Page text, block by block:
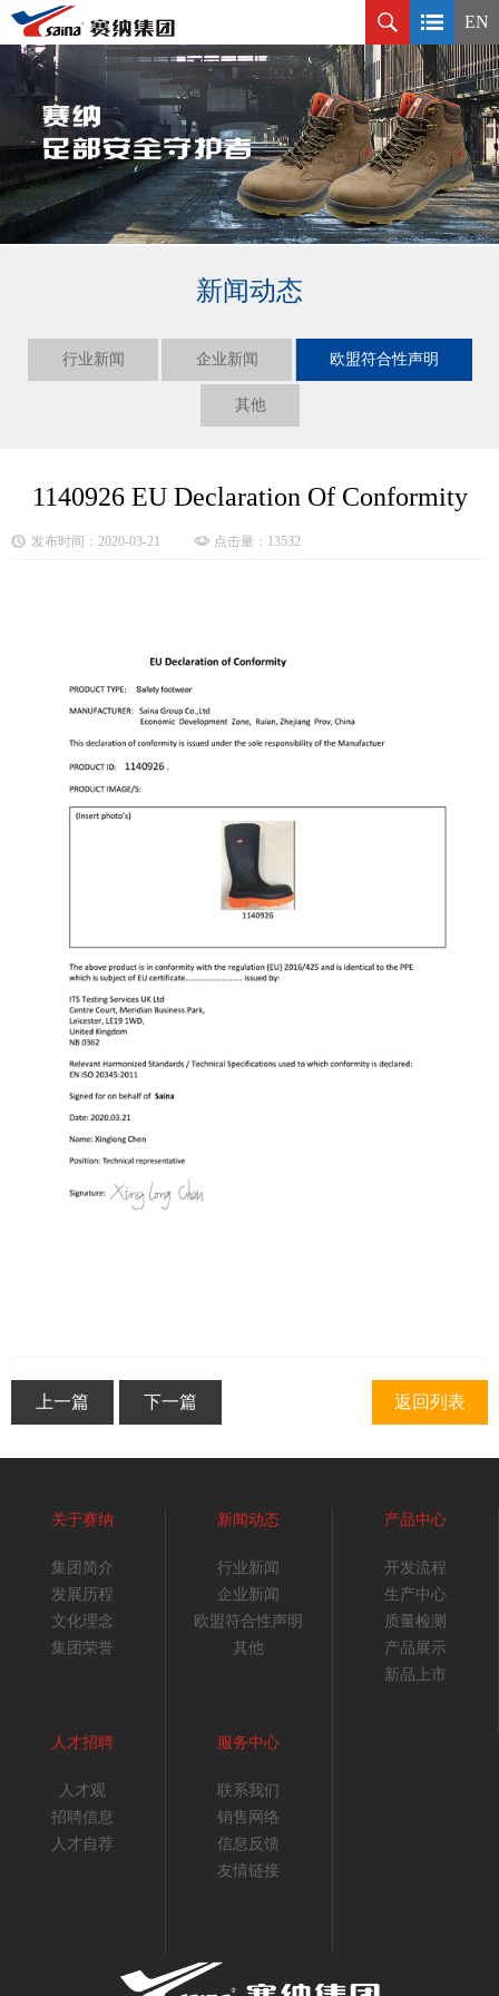
EN
新闻动态
行业新闻 企业新闻 欧盟符合性声明
其他
1140926 EU Declaration Of Conformity
发布时间：2020-03-21 点击量：13532
上一篇 下一篇 返回列表
关于赛纳
集团简介
发展历程
文化理念
集团荣誉
新闻动态
行业新闻
企业新闻
欧盟符合性声明
其他
产品中心
开发流程
生产中心
质量检测
产品展示
新品上市
人才招聘
人才观
招聘信息
人才自荐
服务中心
联系我们
销售网络
信息反馈
友情链接